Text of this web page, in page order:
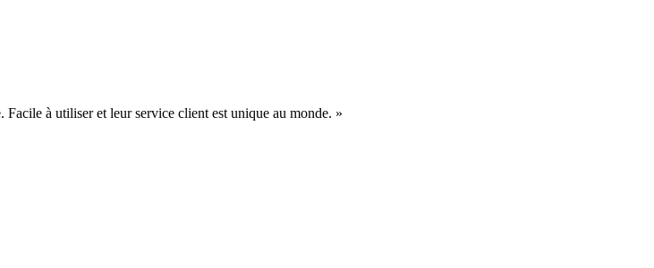
à utiliser et leur service client est unique au monde. »